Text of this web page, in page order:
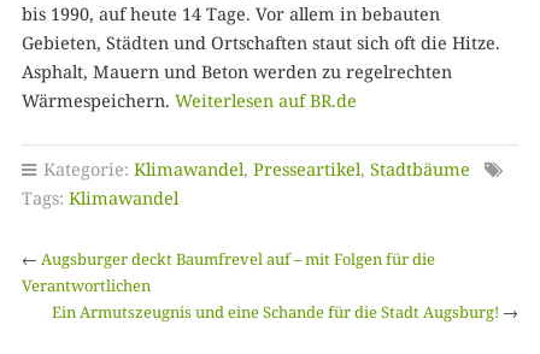
bis 1990, auf heute 14 Tage. Vor allem in bebauten
Gebieten, Städten und Ortschaften staut sich oft die Hitze.
Asphalt, Mauern und Beton werden zu regelrechten
Wärmespeichern. Weiterlesen auf BR.de
Kategorie: Klimawandel, Presseartikel, Stadtbäume
Tags: Klimawandel
← Augsburger deckt Baumfrevel auf – mit Folgen für die
Verantwortlichen
Ein Armutszeugnis und eine Schande für die Stadt Augsburg! →